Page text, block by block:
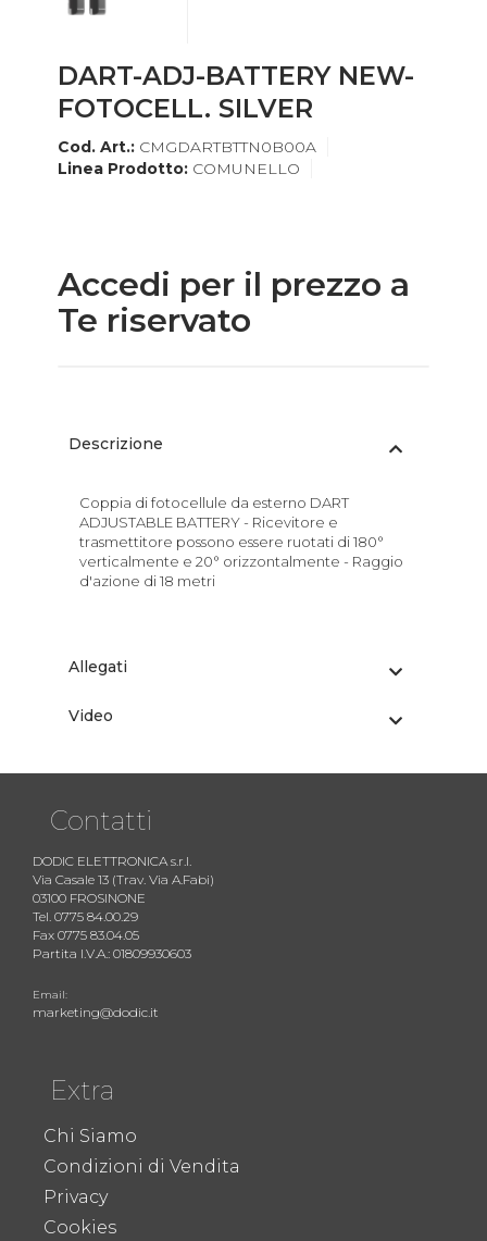
DART-ADJ-BATTERY NEW-
FOTOCELL. SILVER
Cod. Art.: CMGDARTBTTN0B00A
Linea Prodotto: COMUNELLO
Accedi per il prezzo a
Te riservato
Descrizione
Coppia di fotocellule da esterno DART
ADJUSTABLE BATTERY - Ricevitore e
trasmettitore possono essere ruotati di 180°
verticalmente e 20° orizzontalmente - Raggio
d'azione di 18 metri
Allegati
Video
Contatti
DODIC ELETTRONICA s.r.l.
Via Casale 13 (Trav. Via A.Fabi)
03100 FROSINONE
Tel. 0775 84.00.29
Fax 0775 83.04.05
Partita I.V.A.: 01809930603
Email:
marketing@dodic.it
Extra
Chi Siamo
Condizioni di Vendita
Privacy
Cookies